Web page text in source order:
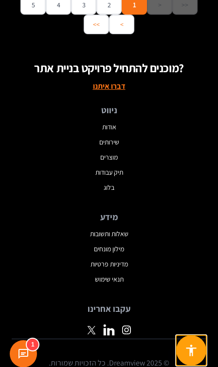
<<
<
1
2
3
4
5
>
>>
מוכנים להתחיל פרויקט בניית אתר?
דברו איתנו
ניווט
אודות
שירותים
מוצרים
תיק עבודות
בלוג
מידע
שאלות ותשובות
מילון מונחים
מדיניות פרטיות
תנאי שימוש
עקבו אחרינו
© 2025 Dreamview. כל הזכויות שמורות.
1